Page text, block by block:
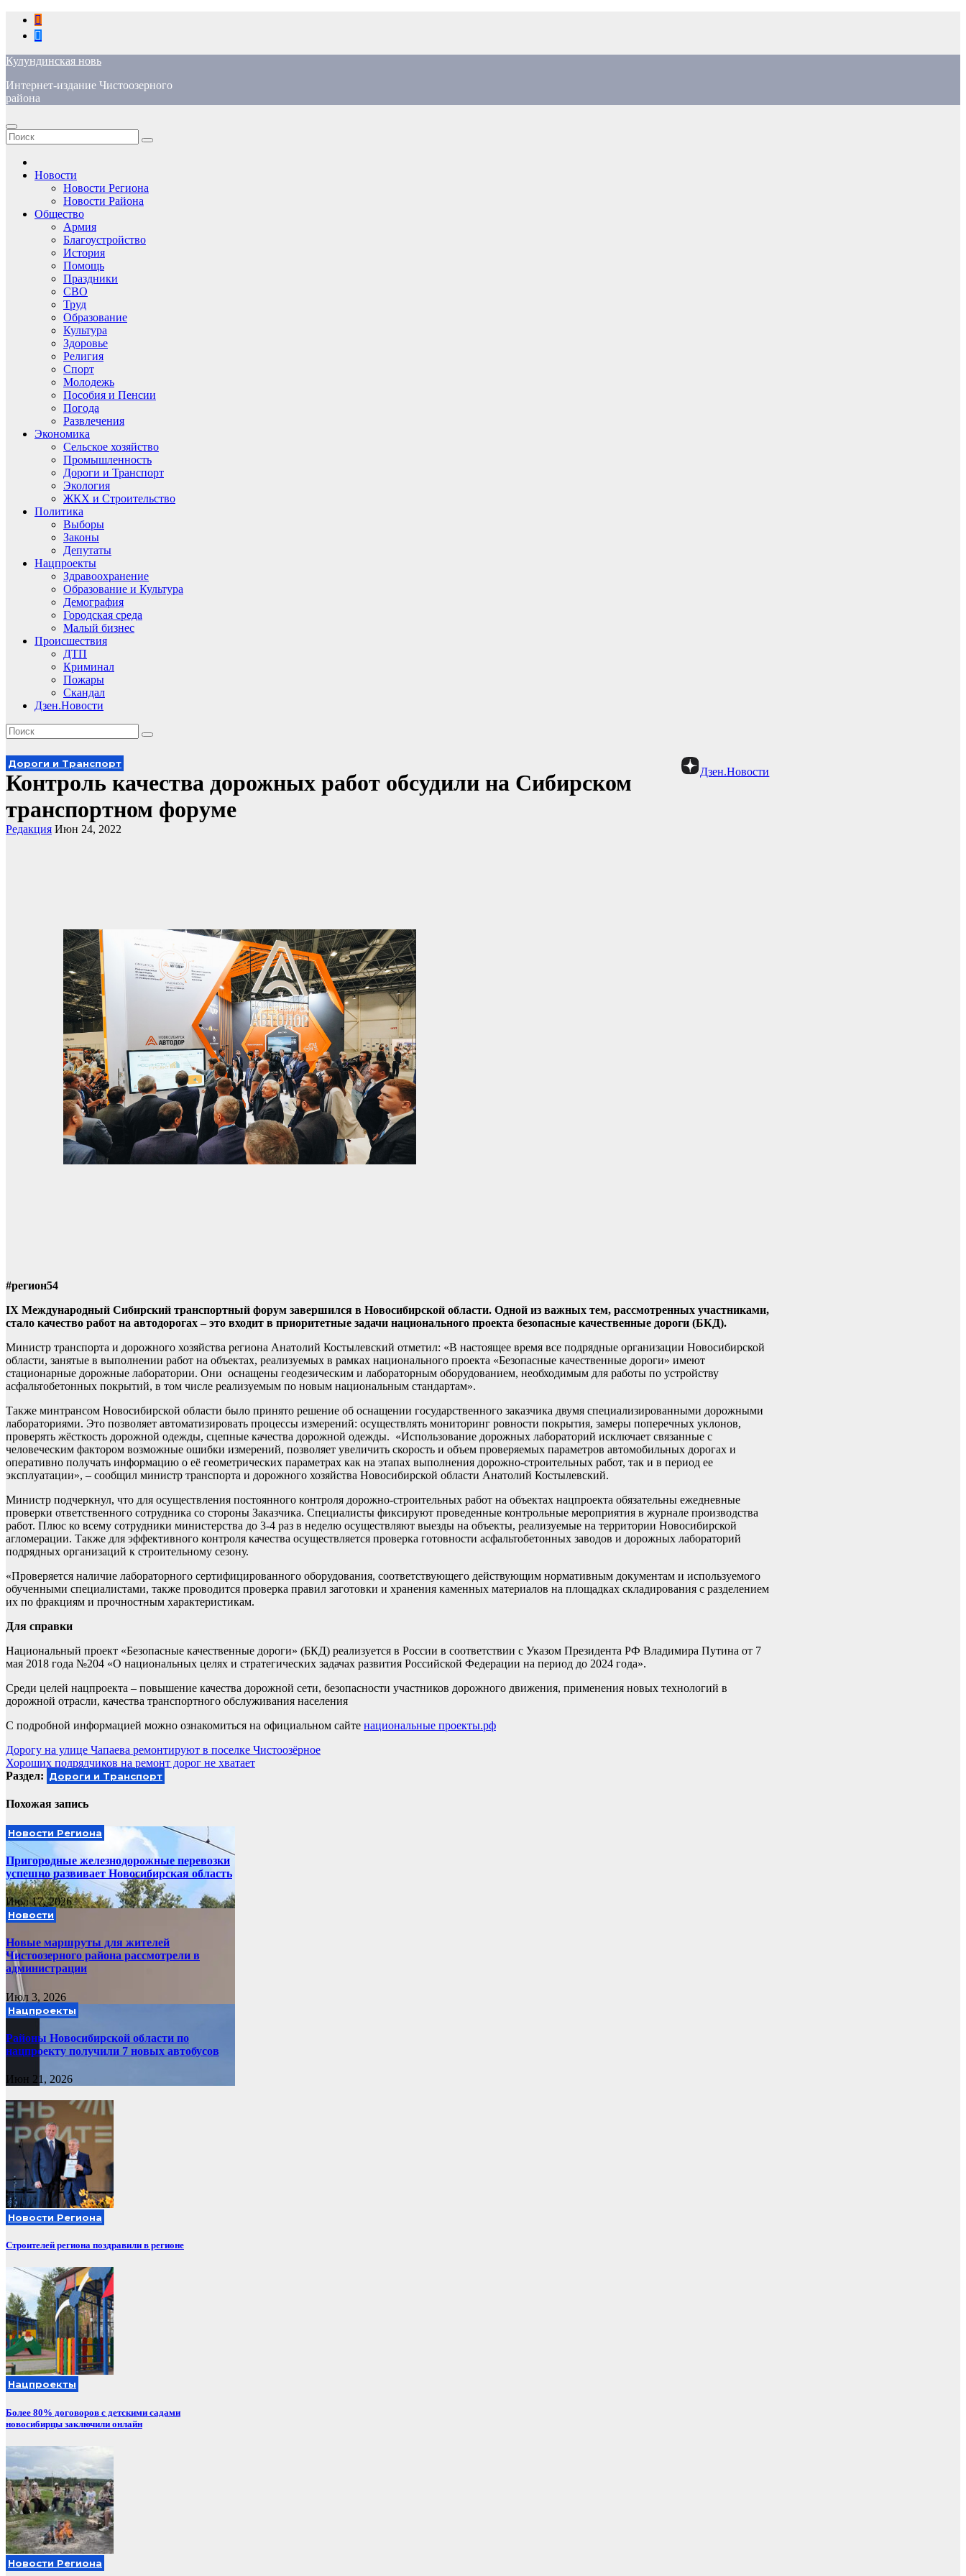
Перейти
содержимому
Кулундинская новь
Интернет-издание Чистоозерного
района
Новости
Новости Региона
Новости Района
Общество
Армия
Благоустройство
История
Помощь
Праздники
СВО
Труд
Образование
Культура
Здоровье
Религия
Спорт
Молодежь
Пособия и Пенсии
Погода
Развлечения
Экономика
Сельское хозяйство
Промышленность
Дороги и Транспорт
Экология
ЖКХ и Строительство
Политика
Выборы
Законы
Депутаты
Нацпроекты
Здравоохранение
Образование и Культура
Демография
Городская среда
Малый бизнес
Происшествия
ДТП
Криминал
Пожары
Скандал
Дзен.Новости
Дзен.Новости
Дороги и Транспорт
Контроль качества дорожных работ обсудили на Сибирском
транспортном форуме
Редакция Июн 24, 2022
#регион54
IX Международный Сибирский транспортный форум завершился в Новосибирской области. Одной из важных тем, рассмотренных участниками,
стало качество работ на автодорогах – это входит в приоритетные задачи национального проекта безопасные качественные дороги (БКД).
Министр транспорта и дорожного хозяйства региона Анатолий Костылевский отметил: «В настоящее время все подрядные организации Новосибирской
области, занятые в выполнении работ на объектах, реализуемых в рамках национального проекта «Безопасные качественные дороги» имеют
стационарные дорожные лаборатории. Они оснащены геодезическим и лабораторным оборудованием, необходимым для работы по устройству
асфальтобетонных покрытий, в том числе реализуемым по новым национальным стандартам».
Также минтрансом Новосибирской области было принято решение об оснащении государственного заказчика двумя специализированными дорожными
лабораториями. Это позволяет автоматизировать процессы измерений: осуществлять мониторинг ровности покрытия, замеры поперечных уклонов,
проверять жёсткость дорожной одежды, сцепные качества дорожной одежды. «Использование дорожных лабораторий исключает связанные с
человеческим фактором возможные ошибки измерений, позволяет увеличить скорость и объем проверяемых параметров автомобильных дорогах и
оперативно получать информацию о её геометрических параметрах как на этапах выполнения дорожно-строительных работ, так и в период ее
эксплуатации», – сообщил министр транспорта и дорожного хозяйства Новосибирской области Анатолий Костылевский.
Министр подчеркнул, что для осуществления постоянного контроля дорожно-строительных работ на объектах нацпроекта обязательны ежедневные
проверки ответственного сотрудника со стороны Заказчика. Специалисты фиксируют проведенные контрольные мероприятия в журнале производства
работ. Плюс ко всему сотрудники министерства до 3-4 раз в неделю осуществляют выезды на объекты, реализуемые на территории Новосибирской
агломерации. Также для эффективного контроля качества осуществляется проверка готовности асфальтобетонных заводов и дорожных лабораторий
подрядных организаций к строительному сезону.
«Проверяется наличие лабораторного сертифицированного оборудования, соответствующего действующим нормативным документам и используемого
обученными специалистами, также проводится проверка правил заготовки и хранения каменных материалов на площадках складирования с разделением
их по фракциям и прочностным характеристикам.
Для справки
Национальный проект «Безопасные качественные дороги» (БКД) реализуется в России в соответствии с Указом Президента РФ Владимира Путина от 7
мая 2018 года №204 «О национальных целях и стратегических задачах развития Российской Федерации на период до 2024 года».
Среди целей нацпроекта – повышение качества дорожной сети, безопасности участников дорожного движения, применения новых технологий в
дорожной отрасли, качества транспортного обслуживания населения
С подробной информацией можно ознакомиться на официальном сайте национальные проекты.рф
Навигация
по
Дорогу на улице Чапаева ремонтируют в поселке Чистоозёрное
Хороших подрядчиков на ремонт дорог не хватает
Раздел: Дороги и Транспорт
Похожая запись
Новости Региона
Пригородные железнодорожные перевозки
успешно развивает Новосибирская область
Июл 17, 2026
Новости
Новые маршруты для жителей
Чистоозерного района рассмотрели в
администрации
Июл 3, 2026
Нацпроекты
Районы Новосибирской области по
нацпроекту получили 7 новых автобусов
Июн 21, 2026
Новости Региона
Строителей региона поздравили в регионе
Нацпроекты
Более 80% договоров с детскими садами
новосибирцы заключили онлайн
Новости Региона